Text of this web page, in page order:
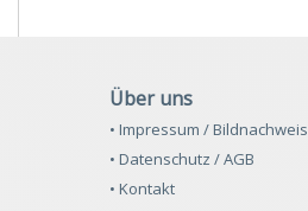
Über uns
• Impressum / Bildnachweis
• Datenschutz / AGB
• Kontakt